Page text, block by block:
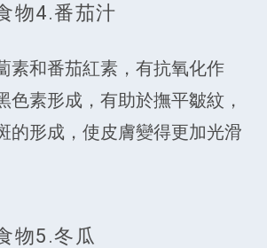
物4.番茄汁
素和番茄紅素，有抗氧化作
色素形成，有助於撫平皺紋，
的形成，使皮膚變得更加光滑
物5.冬瓜